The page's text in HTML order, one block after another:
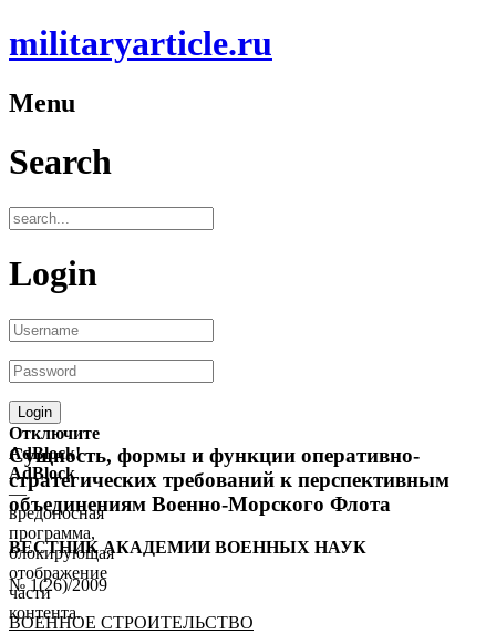
militaryarticle.ru
Menu
Search
Login
Отключите
AdBlock!
AdBlock
—
вредоносная
программа,
блокирующая
отображение
части
контента.
Сущность, формы и функции оперативно-
стратегических требований к перспективным
объединениям Военно-Морского Флота
ВЕСТНИК АКАДЕМИИ ВОЕННЫХ НАУК
№ 1(26)/2009
ВОЕННОЕ СТРОИТЕЛЬСТВО